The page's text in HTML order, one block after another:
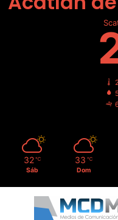
32 ℃
Sáb
33 ℃
Dom